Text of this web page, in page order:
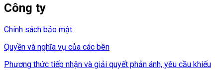
Công ty
Chính sách bảo mật
Quyền và nghĩa vụ của các bên
Phương thức tiếp nhận và giải quyết phản ánh, yêu cầu khiếu